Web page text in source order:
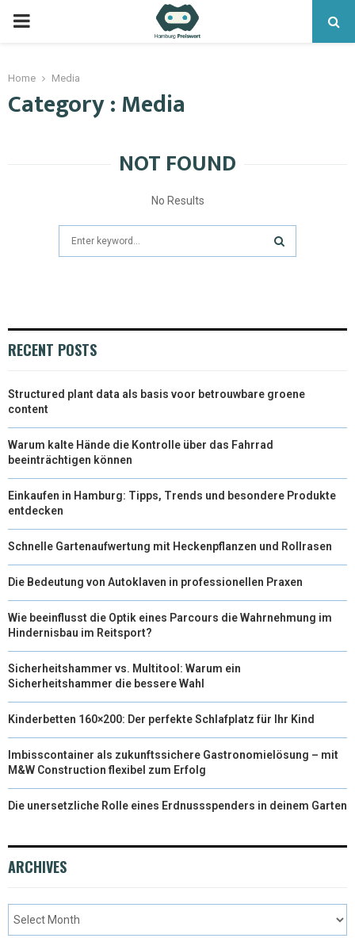
Home Media
Category : Media
NOT FOUND
No Results
RECENT POSTS
Structured plant data als basis voor betrouwbare groene
content
Warum kalte Hände die Kontrolle über das Fahrrad
beeinträchtigen können
Einkaufen in Hamburg: Tipps, Trends und besondere Produkte
entdecken
Schnelle Gartenaufwertung mit Heckenpflanzen und Rollrasen
Die Bedeutung von Autoklaven in professionellen Praxen
Wie beeinflusst die Optik eines Parcours die Wahrnehmung im
Hindernisbau im Reitsport?
Sicherheitshammer vs. Multitool: Warum ein
Sicherheitshammer die bessere Wahl
Kinderbetten 160×200: Der perfekte Schlafplatz für Ihr Kind
Imbisscontainer als zukunftssichere Gastronomielösung – mit
M&W Construction flexibel zum Erfolg
Die unersetzliche Rolle eines Erdnussspenders in deinem Garten
ARCHIVES